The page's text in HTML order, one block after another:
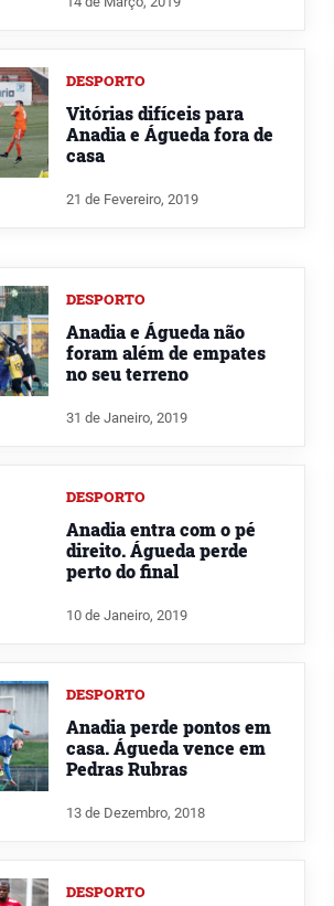
DESPORTO
Vitórias difíceis para
Anadia e Águeda fora de
casa
21 de Fevereiro, 2019
DESPORTO
Anadia e Águeda não
foram além de empates
no seu terreno
31 de Janeiro, 2019
DESPORTO
Anadia entra com o pé
direito. Águeda perde
perto do final
10 de Janeiro, 2019
DESPORTO
Anadia perde pontos em
casa. Águeda vence em
Pedras Rubras
13 de Dezembro, 2018
DESPORTO